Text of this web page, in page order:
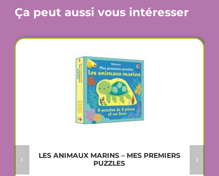
Ça peut aussi vous intéresser
LES ANIMAUX MARINS – MES PREMIERS
PUZZLES